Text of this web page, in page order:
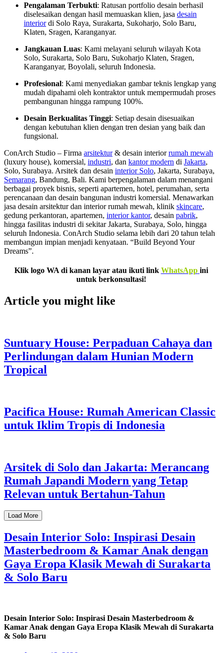
Pengalaman Terbukti: Ratusan portfolio desain berhasil
diselesaikan dengan hasil memuaskan klien, jasa desain
interiordi Solo Raya, Surakarta, Sukoharjo, Solo Baru,
Klaten, Sragen, Karanganyar.
Jangkauan Luas: Kami melayani seluruh wilayah Kota
Solo, Surakarta, Solo Baru, Sukoharjo Klaten, Sragen,
Karanganyar, Boyolali, seluruh Indonesia.
Profesional: Kami menyediakan gambar teknis lengkap yang
mudah dipahami oleh kontraktor untuk mempermudah proses
pembangunan hingga rampung 100%.
Desain Berkualitas Tinggi: Setiap desain disesuaikan
dengan kebutuhan klien dengan tren desian yang baik dan
fungsional.
ConArch Studio – Firma arsitektur& desain interiorrumah mewah
(luxury house), komersial, industri, dan kantor modern di Jakarta,
Solo, Surabaya. Arsitek dan desain interior Solo, Jakarta, Surabaya,
Semarang, Bandung, Bali. Kami berpengalaman dalam menangani
berbagai proyek bisnis, seperti apartemen, hotel, perumahan, serta
perencanaan dan desain bangunan industri komersial. Menawarkan
jasa desain arsitektur dan interior rumah mewah, klinik skincare,
gedung perkantoran, apartemen, interior kantor, desain pabrik,
hingga fasilitas industri di sekitar Jakarta, Surabaya, Solo, hingga
seluruh Indonesia. ConArch Studio selama lebih dari 20 tahun telah
membangun impian menjadi kenyataan. “Build Beyond Your
Dreams”.
Klik logo WA di kanan layar atau ikuti link WhatsApp ini
untuk berkonsultasi!
Article you might like
Suntuary House: Perpaduan Cahaya dan
Perlindungan dalam Hunian Modern
Tropical
Pacifica House: Rumah American Classic
untuk Iklim Tropis di Indonesia
Arsitek di Solo dan Jakarta: Merancang
Rumah Japandi Modern yang Tetap
Relevan untuk Bertahun-Tahun
Load More
Desain Interior Solo: Inspirasi Desain
Masterbedroom & Kamar Anak dengan
Gaya Eropa Klasik Mewah di Surakarta
& Solo Baru
Desain Interior Solo: Inspirasi Desain Masterbedroom &
Kamar Anak dengan Gaya Eropa Klasik Mewah di Surakarta
& Solo Baru